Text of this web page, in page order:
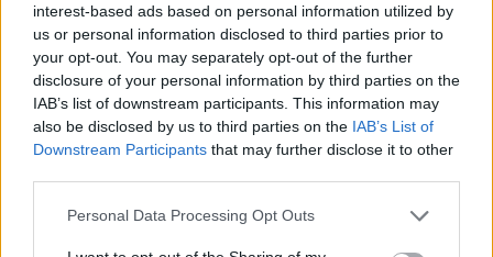
interest-based ads based on personal information utilized by
us or personal information disclosed to third parties prior to
your opt-out. You may separately opt-out of the further
disclosure of your personal information by third parties on the
IAB’s list of downstream participants. This information may
also be disclosed by us to third parties on the IAB’s List of
Downstream Participants that may further disclose it to other
Please note that this website/app uses one or more Google
Personal Data Processing Opt Outs
Mi lesz veled, Klubrádió? Évekig
tarthat, mire kiderül, visszakapja-e a
frekvenciahasználati jogát, és